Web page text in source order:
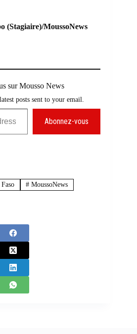
(Stagiaire)/MoussoNews
sur Mousso News
posts sent to your email.
Abonnez-vous
# MoussoNews